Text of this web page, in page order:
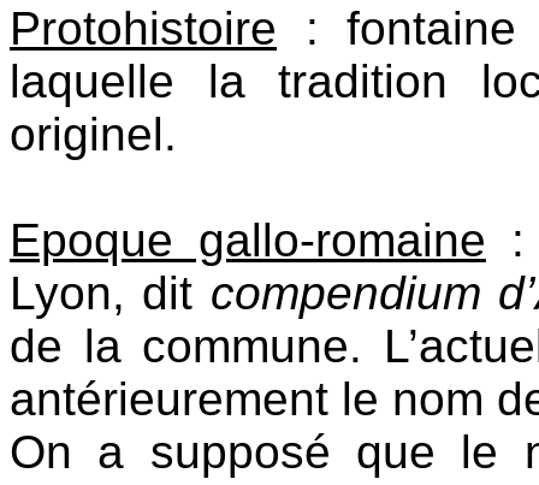
Protohistoire :
laquelle la tradition
originel.
Epoque gallo-romaine :
Lyon, dit compendium
de la commune.
antérieurement le nom
On a supposé que le